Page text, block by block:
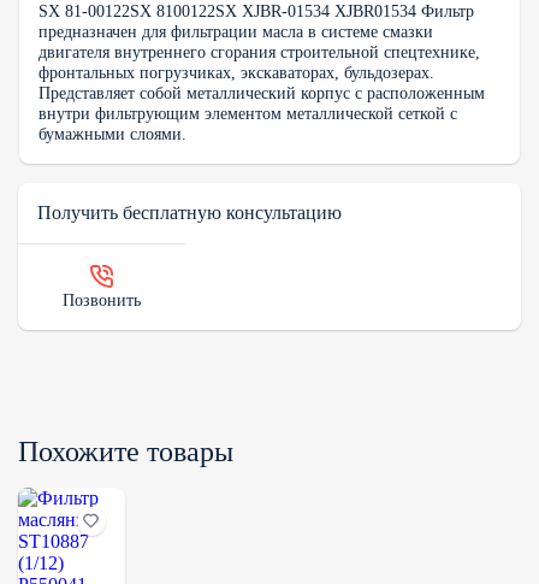
SX 81-00122SX 8100122SX XJBR-01534 XJBR01534 Фильтр
предназначен для фильтрации масла в системе смазки
двигателя внутреннего сгорания строительной спецтехнике,
фронтальных погрузчиках, экскаваторах, бульдозерах.
Представляет собой металлический корпус с расположенным
внутри фильтрующим элементом металлической сеткой с
бумажными слоями.
Получить бесплатную консультацию
Позвонить
Похожите товары